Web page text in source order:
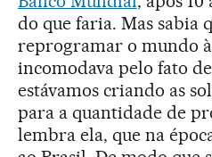
do que faria. Mas sabia
reprogramar o mundo
incomodava pelo fato
estávamos criando as
para a quantidade de
lembra ela, que na